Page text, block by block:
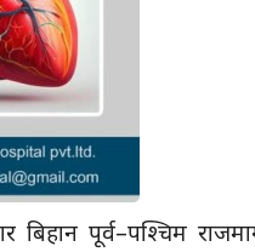
पूर्व–पश्चिम